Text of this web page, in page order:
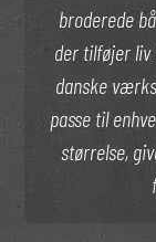
broderede
der tilføjer liv
danske
passe til
størrelse,